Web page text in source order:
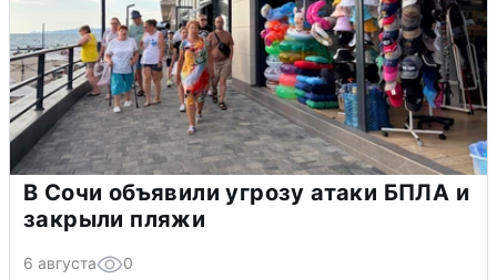
В Сочи объявили угрозу атаки БПЛА и
закрыли пляжи
6 августа 0